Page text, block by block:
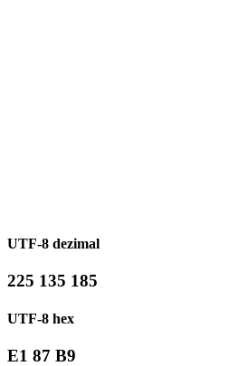
UTF-8 dezimal
225 135 185
UTF-8 hex
E1 87 B9